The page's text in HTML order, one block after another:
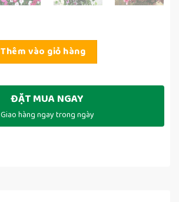
Thêm vào giỏ hàng
ĐẶT MUA NGAY
Giao hàng ngay trong ngày